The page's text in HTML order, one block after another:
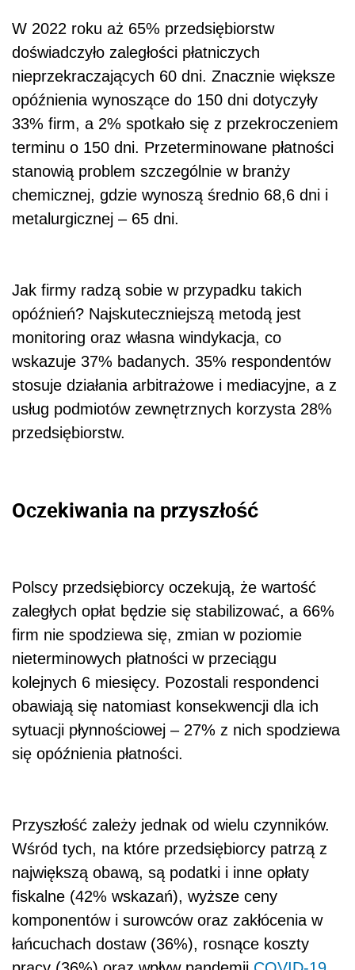
W 2022 roku aż 65% przedsiębiorstw
doświadczyło zaległości płatniczych
nieprzekraczających 60 dni. Znacznie większe
opóźnienia wynoszące do 150 dni dotyczyły
33% firm, a 2% spotkało się z przekroczeniem
terminu o 150 dni. Przeterminowane płatności
stanowią problem szczególnie w branży
chemicznej, gdzie wynoszą średnio 68,6 dni i
metalurgicznej – 65 dni.
Jak firmy radzą sobie w przypadku takich
opóźnień? Najskuteczniejszą metodą jest
monitoring oraz własna windykacja, co
wskazuje 37% badanych. 35% respondentów
stosuje działania arbitrażowe i mediacyjne, a z
usług podmiotów zewnętrznych korzysta 28%
przedsiębiorstw.
Oczekiwania na przyszłość
Polscy przedsiębiorcy oczekują, że wartość
zaległych opłat będzie się stabilizować, a 66%
firm nie spodziewa się, zmian w poziomie
nieterminowych płatności w przeciągu
kolejnych 6 miesięcy. Pozostali respondenci
obawiają się natomiast konsekwencji dla ich
sytuacji płynnościowej – 27% z nich spodziewa
się opóźnienia płatności.
Przyszłość zależy jednak od wielu czynników.
Wśród tych, na które przedsiębiorcy patrzą z
największą obawą, są podatki i inne opłaty
fiskalne (42% wskazań), wyższe ceny
komponentów i surowców oraz zakłócenia w
łańcuchach dostaw (36%), rosnące koszty